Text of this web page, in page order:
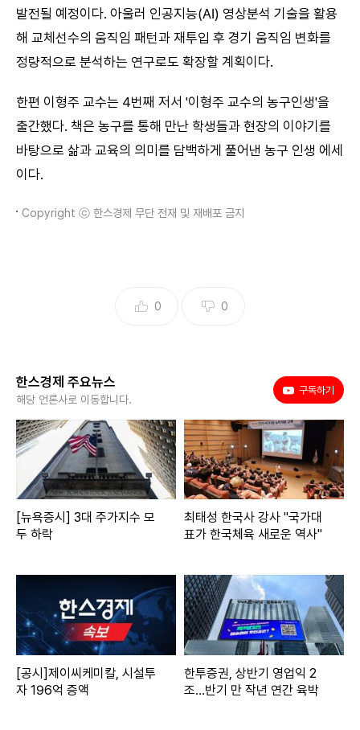
발전될 예정이다. 아울러 인공지능(AI) 영상분석 기술을 활용
해 교체선수의 움직임 패턴과 재투입 후 경기 움직임 변화를
정량적으로 분석하는 연구로도 확장할 계획이다.
한편 이형주 교수는 4번째 저서 '이형주 교수의 농구인생'을
출간했다. 책은 농구를 통해 만난 학생들과 현장의 이야기를
바탕으로 삶과 교육의 의미를 담백하게 풀어낸 농구 인생 에세
이다.
Copyright ⓒ 한스경제 무단 전재 및 재배포 금지
0 0
한스경제 주요뉴스
해당 언론사로 이동합니다.
구독하기
[뉴욕증시] 3대 주가지수 모
두 하락
최태성 한국사 강사 "국가대
표가 한국체육 새로운 역사"
[공시]제이씨케미칼, 시설투
자 196억 증액
한투증권, 상반기 영업익 2
조…반기 만 작년 연간 육박